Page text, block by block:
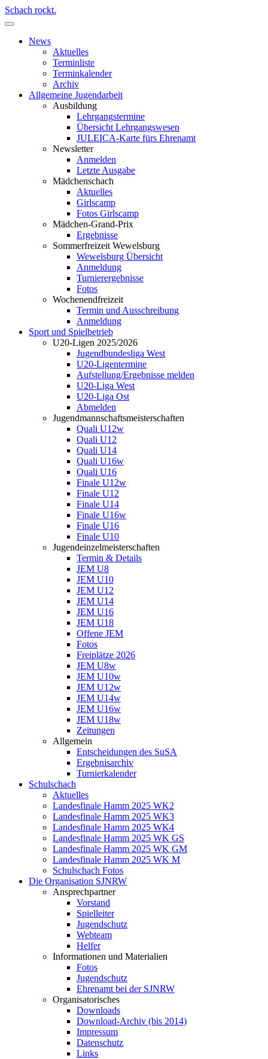
Schach rockt.
News
Aktuelles
Terminliste
Terminkalender
Archiv
Allgemeine Jugendarbeit
Ausbildung
Lehrgangstermine
Übersicht Lehrgangswesen
JULEICA-Karte fürs Ehrenamt
Newsletter
Anmelden
Letzte Ausgabe
Mädchenschach
Aktuelles
Girlscamp
Fotos Girlscamp
Mädchen-Grand-Prix
Ergebnisse
Sommerfreizeit Wewelsburg
Wewelsburg Übersicht
Anmeldung
Turnierergebnisse
Fotos
Wochenendfreizeit
Termin und Ausschreibung
Anmeldung
Sport und Spielbetrieb
U20-Ligen 2025/2026
Jugendbundesliga West
U20-Ligentermine
Aufstellung/Ergebnisse melden
U20-Liga West
U20-Liga Ost
Abmelden
Jugendmannschaftsmeisterschaften
Quali U12w
Quali U12
Quali U14
Quali U16w
Quali U16
Finale U12w
Finale U12
Finale U14
Finale U16w
Finale U16
Finale U10
Jugendeinzelmeisterschaften
Termin & Details
JEM U8
JEM U10
JEM U12
JEM U14
JEM U16
JEM U18
Offene JEM
Fotos
Freiplätze 2026
JEM U8w
JEM U10w
JEM U12w
JEM U14w
JEM U16w
JEM U18w
Zeitungen
Allgemein
Entscheidungen des SuSA
Ergebnisarchiv
Turnierkalender
Schulschach
Aktuelles
Landesfinale Hamm 2025 WK2
Landesfinale Hamm 2025 WK3
Landesfinale Hamm 2025 WK4
Landesfinale Hamm 2025 WK GS
Landesfinale Hamm 2025 WK GM
Landesfinale Hamm 2025 WK M
Schulschach Fotos
Die Organisation SJNRW
Ansprechpartner
Vorstand
Spielleiter
Jugendschutz
Webteam
Helfer
Informationen und Materialien
Fotos
Jugendschutz
Ehrenamt bei der SJNRW
Organisatorisches
Downloads
Download-Archiv (bis 2014)
Impressum
Datenschutz
Links